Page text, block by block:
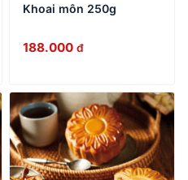
Khoai môn 250g
188.000 đ